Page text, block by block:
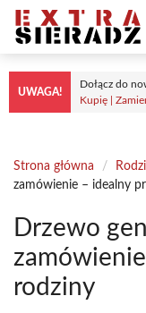
Przejdź
treści
UWAGA!
Dołącz do
Kupię |
Strona główna /
zamówienie – idealny
Drzewo
rodziny